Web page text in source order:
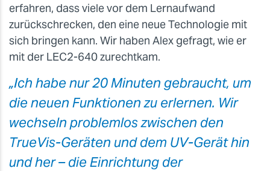
erfahren, dass viele vor dem Lernaufwand
zurückschrecken, den eine neue Technologie mit
sich bringen kann. Wir haben Alex gefragt, wie er
mit der LEC2-640 zurechtkam.
„Ich habe nur 20 Minuten gebraucht, um
die neuen Funktionen zu erlernen. Wir
wechseln problemlos zwischen den
TrueVis-Geräten und dem UV-Gerät hin
und her – die Einrichtung der